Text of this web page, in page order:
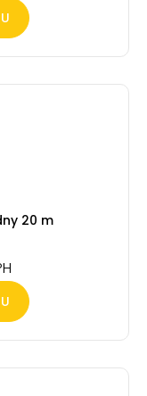
20 m